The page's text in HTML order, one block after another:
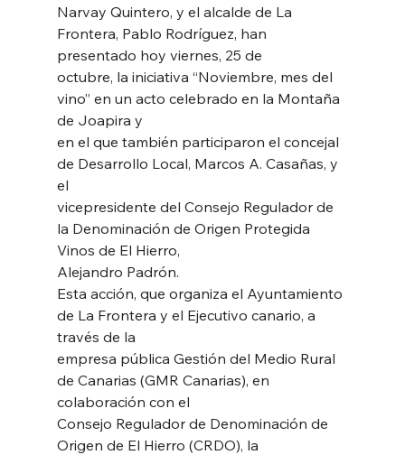
Narvay Quintero, y el alcalde de La
Frontera, Pablo Rodríguez, han
presentado hoy viernes, 25 de
octubre, la iniciativa “Noviembre, mes del
vino” en un acto celebrado en la Montaña
de Joapira y
en el que también participaron el concejal
de Desarrollo Local, Marcos A. Casañas, y
el
vicepresidente del Consejo Regulador de
la Denominación de Origen Protegida
Vinos de El Hierro,
Alejandro Padrón.
Esta acción, que organiza el Ayuntamiento
de La Frontera y el Ejecutivo canario, a
través de la
empresa pública Gestión del Medio Rural
de Canarias (GMR Canarias), en
colaboración con el
Consejo Regulador de Denominación de
Origen de El Hierro (CRDO), la